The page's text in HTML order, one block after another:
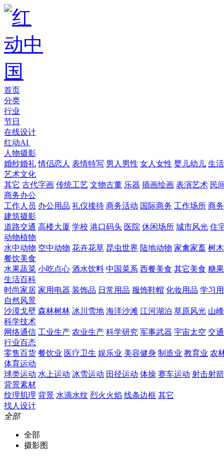
首页
分类
行业
节日
在线设计
红动AI
人物摄影
婚纱婚礼 情侣恋人 表情特写 男人男性 女人女性 婴儿幼儿 生
艺术文化
其它 古代字画 传统工艺 文物古董 乐器 插画绘画 表演艺术 民
商务办公
工作人员 办公用品 礼仪接待 商务活动 国际商务 工作场所 商
建筑摄影
道路交通 高楼大厦 学校 港口码头 医院 休闲场所 城市风光 住
动物植物
水中动物 空中动物 花卉花草 昆虫世界 陆地动物 家禽家畜 树
餐饮美食
水果蔬菜 小吃点心 酒水饮料 中国菜系 西餐美食 其它美食 糖
生活百科
时尚家居 家用电器 装饰品 日常用品 服饰鞋帽 化妆用品 学习
自然风景
沙漠戈壁 森林树林 冰川雪地 海洋沙滩 江河湖泊 草原风光 山
科学技术
网络通信 工业生产 农业生产 科学研究 军事武器 宇宙太空 交
行业百态
零售百货 餐饮业 医疗卫生 娱乐业 美容健身 制造业 教育业 农
体育运动
球类运动 水上运动 冰雪运动 田径运动 体操 赛车运动 射击射箭
背景素材
纹理肌理 背景 水滴水纹 烈火火焰 线条边框 其它
找人设计
全部
全部
摄影图